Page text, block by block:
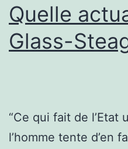
Quelle
Glass-
“Ce qui fait de l’Etat
l’homme tente d’en